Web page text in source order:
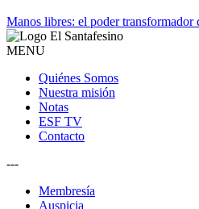
Manos libres: el poder transformador
MENU
Quiénes Somos
Nuestra misión
Notas
ESF TV
Contacto
---
Membresía
Auspicia